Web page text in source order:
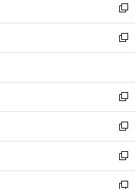
く
で
開
く
ド
ウ
で
開
ィ
ン
ド
ウ
開
く
い
ウ
ィ
ン
ウ
で
開
く
新
し
い
ウ
ン
ド
ウ
で
開
く
新
し
ウ
ィ
ン
ド
ウ
で
開
く
新
し
い
ウ
ィ
ン
ド
新
し
い
ウ
新
し